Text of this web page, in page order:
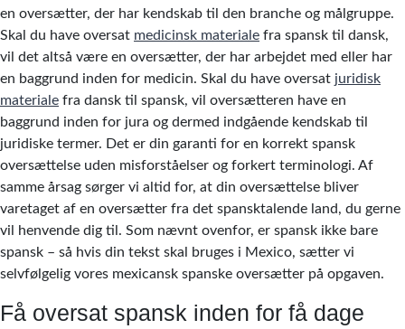
en oversætter, der har kendskab til den branche og målgruppe.
Skal du have oversat medicinsk materiale fra spansk til dansk,
vil det altså være en oversætter, der har arbejdet med eller har
en baggrund inden for medicin. Skal du have oversat juridisk
materiale fra dansk til spansk, vil oversætteren have en
baggrund inden for jura og dermed indgående kendskab til
juridiske termer. Det er din garanti for en korrekt spansk
oversættelse uden misforståelser og forkert terminologi. Af
samme årsag sørger vi altid for, at din oversættelse bliver
varetaget af en oversætter fra det spansktalende land, du gerne
vil henvende dig til. Som nævnt ovenfor, er spansk ikke bare
spansk – så hvis din tekst skal bruges i Mexico, sætter vi
selvfølgelig vores mexicansk spanske oversætter på opgaven.
Få oversat spansk inden for få dage